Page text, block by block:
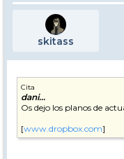
skitass
Cita
dani...
Os dejo los planos de
[www.dropbox.com]